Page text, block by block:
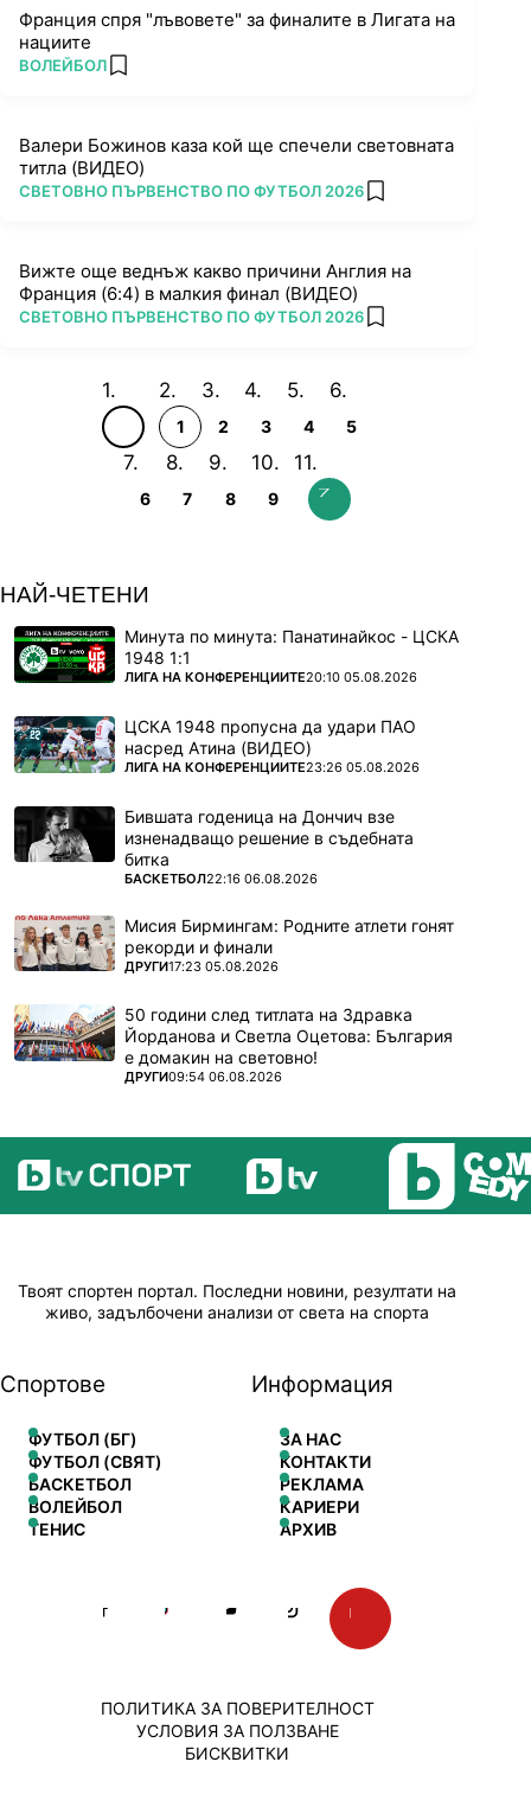
Франция спря "лъвовете" за финалите в Лигата на
нациите
ПОВЕЧЕ ОТ
ВОЛЕЙБОЛ add favorites
Валери Божинов каза кой ще спечели световната
титла (ВИДЕО)
ПОВЕЧЕ ОТ
СВЕТОВНО ПЪРВЕНСТВО ПО ФУТБОЛ 2026 add favorites
Вижте още веднъж какво причини Англия на
Франция (6:4) в малкия финал (ВИДЕО)
ПОВЕЧЕ ОТ
СВЕТОВНО ПЪРВЕНСТВО ПО ФУТБОЛ 2026 add favorites
1 2 3 4 5
6 7 8 9
НАЙ-ЧЕТЕНИ
Минута по минута: Панатинайкос - ЦСКА
1948 1:1
ПОВЕЧЕ ОТ
ЛИГА НА КОНФЕРЕНЦИИТЕ20:10 05.08.2026
ЦСКА 1948 пропусна да удари ПАО
насред Атина (ВИДЕО)
ПОВЕЧЕ ОТ
ЛИГА НА КОНФЕРЕНЦИИТЕ23:26 05.08.2026
Бившата годеница на Дончич взе
изненадващо решение в съдебната
битка
ПОВЕЧЕ ОТ
БАСКЕТБОЛ22:16 06.08.2026
Мисия Бирмингам: Родните атлети гонят
рекорди и финали
ПОВЕЧЕ ОТ
ДРУГИ17:23 05.08.2026
50 години след титлата на Здравка
Йорданова и Светла Оцетова: България
е домакин на световно!
ПОВЕЧЕ ОТ
ДРУГИ09:54 06.08.2026
Твоят спортен портал. Последни новини, резултати на
живо, задълбочени анализи от света на спорта
Спортове
ФУТБОЛ (БГ)
ФУТБОЛ (СВЯТ)
БАСКЕТБОЛ
ВОЛЕЙБОЛ
ТЕНИС
Информация
ЗА НАС
КОНТАКТИ
РЕКЛАМА
КАРИЕРИ
АРХИВ
ПОЛИТИКА ЗА ПОВЕРИТЕЛНОСТ
УСЛОВИЯ ЗА ПОЛЗВАНЕ
БИСКВИТКИ